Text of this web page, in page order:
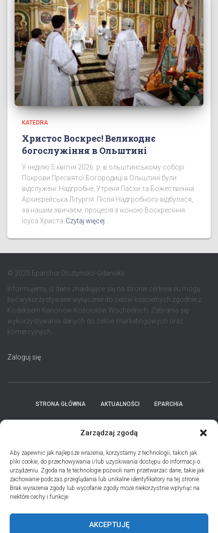
Zarządzaj zgodą
Aby zapewnić jak najlepsze wrażenia, korzystamy z technologii, takich jak
pliki cookie, do przechowywania i/lub uzyskiwania dostępu do informacji o
urządzeniu. Zgoda na te technologie pozwoli nam przetwarzać dane, takie jak
zachowanie podczas przeglądania lub unikalne identyfikatory na tej stronie.
Brak wyrażenia zgody lub wycofanie zgody może niekorzystnie wpłynąć na
niektóre cechy i funkcje.
AKCEPTUJĘ
KATEDRA
Христос Воскрес! Великоднє
богослужіння в Ольштині
У неділю 5 квітня 2026 р. в ольштинському соборі
Покрови Пресвятої Богородиці в Ольштині були
відслужені: Надгробне, Утреня Пасхи та Божественна
Архиєрейська Літургія. Після Надгробного відбулася,
за нашим звичаєм, процесія з іконою Воскресіння
Ісуса Христа Czytaj więcej
© 2020 Eparchia Olsztyńsko-Gdańska
Informujemy, iż dane znajdujące się na stronie cerkiew.eu mogą
być wykorzystywane wyłącznie do celów kościelnych zgodnie z
Kodeksem Kanonów Kościołów Wschodnich. Zabrania się
wykorzystywania danych do celów marketingowych oraz
komercyjnych.
Zaloguj się
STRONA GŁÓWNA AKTUALNOŚCI EPARCHIA
POLITYKA PLIKÓW COOKIES (EU)
PRO MEMORIA MIĘDZYOBRZĄDKOWE
PODCAST PORZUĆ TROSKI
ДУШПАСТИРСЬКА ПРОГРАМА ОЛЬШТИНСЬКО-ҐДАНСЬКОЇ